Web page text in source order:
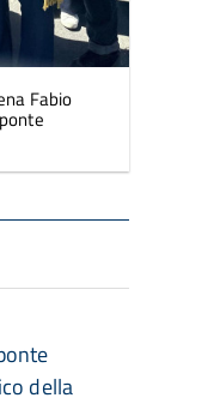
Fabio
della